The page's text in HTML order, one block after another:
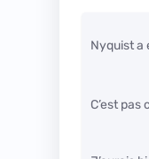
Nyquist a
C’est pas